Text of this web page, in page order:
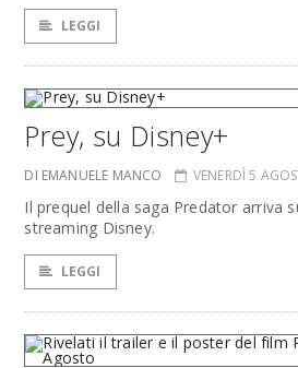
LEGGI
Prey, su Disney+
DI EMANUELE MANCO VENERDÌ 5
Il prequel della saga Predator arriva
streaming Disney.
LEGGI